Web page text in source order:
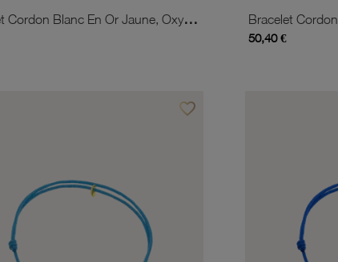
Bracelet Cordon Blanc En Or Jaune, Oxyde De Zirconium
50,40 €
favorite_borderAjouter à vos favoris